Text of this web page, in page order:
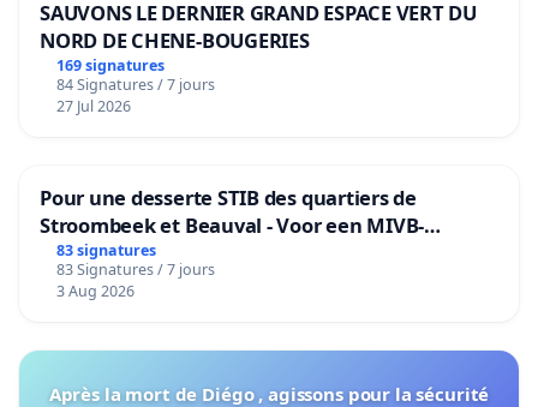
SAUVONS LE DERNIER GRAND ESPACE VERT DU
NORD DE CHENE-BOUGERIES
169 signatures
84 Signatures / 7 jours
27 Jul 2026
Pour une desserte STIB des quartiers de
Stroombeek et Beauval - Voor een MIVB-
bediening van de wijken Strombeek en Het
Voor
83 signatures
83 Signatures / 7 jours
3 Aug 2026
Après la mort de Diégo , agissons pour la sécurité